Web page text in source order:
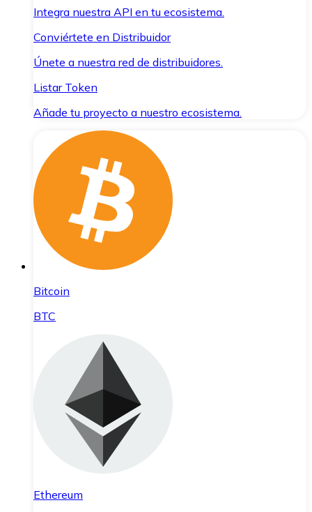
Integra nuestra API en tu ecosistema.
Conviértete en Distribuidor
Únete a nuestra red de distribuidores.
Listar Token
Añade tu proyecto a nuestro ecosistema.
Bitcoin
BTC
Ethereum